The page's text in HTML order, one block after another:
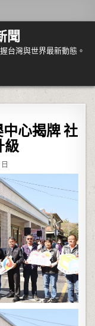
聞
台灣與世界最新動態。
心揭牌 社
級